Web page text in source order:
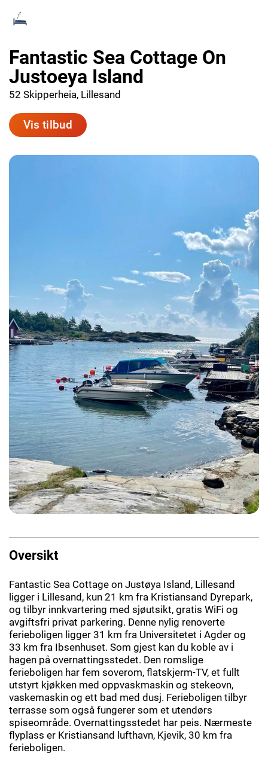
Fantastic Sea Cottage On
Justoeya Island
52 Skipperheia, Lillesand
Vis tilbud
Oversikt
Fantastic Sea Cottage on Justøya Island, Lillesand
ligger i Lillesand, kun 21 km fra Kristiansand Dyrepark,
og tilbyr innkvartering med sjøutsikt, gratis WiFi og
avgiftsfri privat parkering. Denne nylig renoverte
ferieboligen ligger 31 km fra Universitetet i Agder og
33 km fra Ibsenhuset. Som gjest kan du koble av i
hagen på overnattingsstedet. Den romslige
ferieboligen har fem soverom, flatskjerm-TV, et fullt
utstyrt kjøkken med oppvaskmaskin og stekeovn,
vaskemaskin og ett bad med dusj. Ferieboligen tilbyr
terrasse som også fungerer som et utendørs
spiseområde. Overnattingsstedet har peis. Nærmeste
flyplass er Kristiansand lufthavn, Kjevik, 30 km fra
ferieboligen.